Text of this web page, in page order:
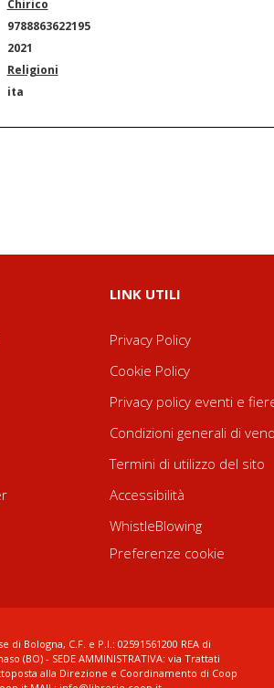
Chirico
9788863622195
2021
Religioni
ita
LINK UTILI
Privacy Policy
Cookie Policy
Privacy policy eventi e
Condizioni generali di
Termini di utilizzo del sito
Accessibilità
WhistleBlowing
Preferenze cookie
Bologna, C.F. e P.I.: 02591561200 REA di
(BO) - SEDE AMMINISTRATIVA: via Trattati
alla Direzione e Coordinamento di Coop